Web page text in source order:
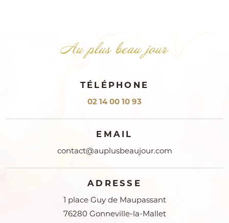
TÉLÉPHONE
02 14 00 10 93
EMAIL
contact@auplusbeaujour.com
ADRESSE
1 place Guy de Maupassant
76280 Gonneville-la-Mallet